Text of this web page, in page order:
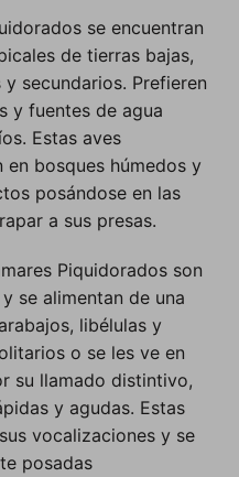
se encuentran
de tierras bajas,
secundarios. Prefieren
y fuentes de agua
Estas aves
en bosques húmedos y
posándose en las
a sus presas.
Piquidorados son
se alimentan de una
libélulas y
o se les ve en
su llamado distintivo,
y agudas. Estas
vocalizaciones y se
posadas